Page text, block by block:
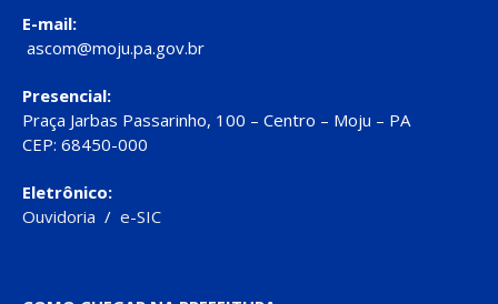
E-mail:
ascom@moju.pa.gov.br
Presencial:
Praça Jarbas Passarinho, 100 – Centro – Moju – PA
CEP: 68450-000
Eletrônico:
Ouvidoria / e-SIC